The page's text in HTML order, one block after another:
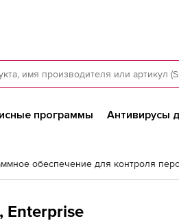
программы Антивирусы
обеспечение для контроля